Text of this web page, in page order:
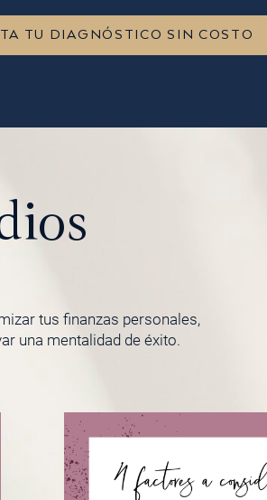
TU DIAGNÓSTICO SIN COSTO
tus finanzas personales,
una mentalidad de éxito.